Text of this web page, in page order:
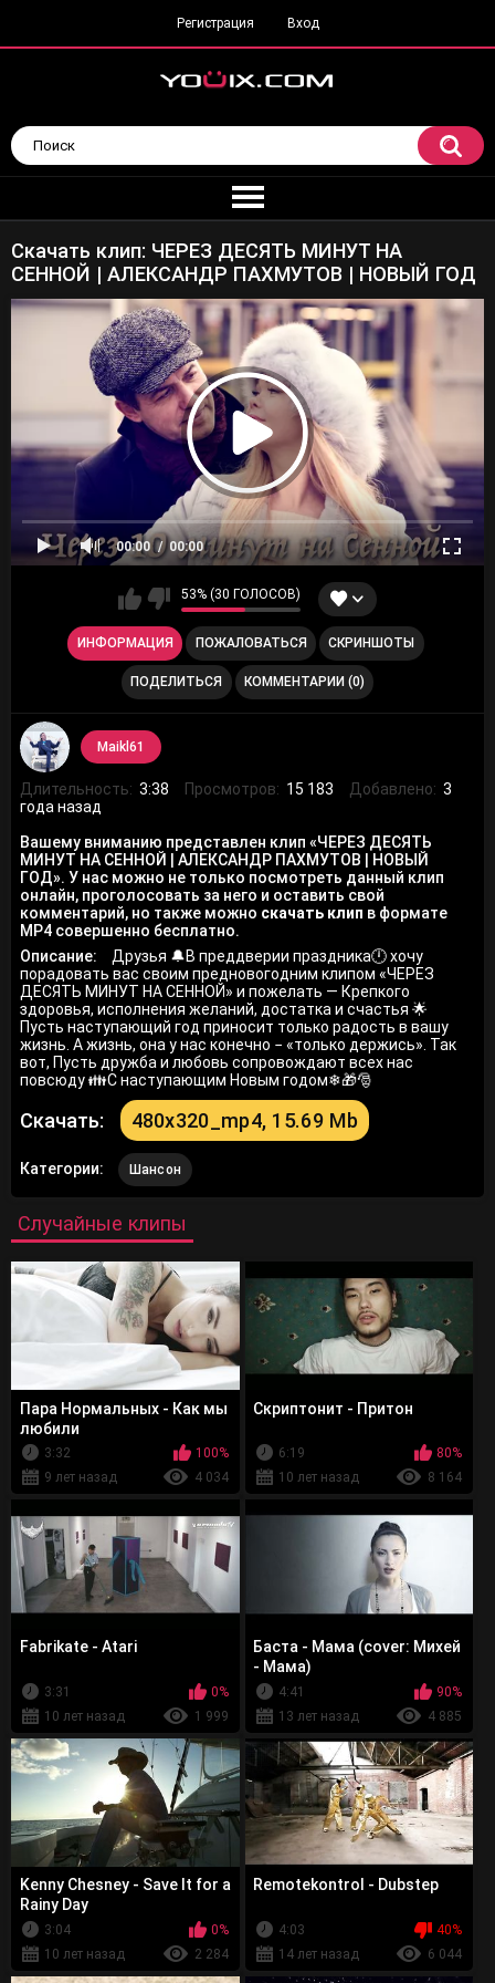
Регистрация Вход
Скачать клип: ЧЕРЕЗ ДЕСЯТЬ МИНУТ НА
СЕННОЙ | АЛЕКСАНДР ПАХМУТОВ | НОВЫЙ ГОД
00:00 00:00
53% (30 ГОЛОСОВ)
ИНФОРМАЦИЯ ПОЖАЛОВАТЬСЯ СКРИНШОТЫ
ПОДЕЛИТЬСЯ КОММЕНТАРИИ (0)
Maikl61
Длительность: 3:38 Просмотров: 15 183 Добавлено: 3
года назад
Вашему вниманию представлен клип «ЧЕРЕЗ ДЕСЯТЬ
МИНУТ НА СЕННОЙ | АЛЕКСАНДР ПАХМУТОВ | НОВЫЙ
ГОД». У нас можно не только посмотреть данный клип
онлайн, проголосовать за него и оставить свой
комментарий, но также можно скачать клип в формате
MP4 совершенно бесплатно.
Описание:
Друзья 🔔В преддверии праздника🕛 хочу
порадовать вас своим предновогодним клипом «ЧЕРЕЗ
ДЕСЯТЬ МИНУТ НА СЕННОЙ» и пожелать — Крепкого
здоровья, исполнения желаний, достатка и счастья 🌟
Пусть наступающий год приносит только радость в вашу
жизнь. А жизнь, она у нас конечно − «только держись». Так
вот, Пусть дружба и любовь сопровождают всех нас
повсюду 👪С наступающим Новым годом❄🎁🎅
Скачать: 480x320_mp4, 15.69 Mb
Категории: Шансон
Случайные клипы
Пара Нормальных - Как мы
любили
3:32
100%
9 лет назад
4 034
Скриптонит - Притон
6:19
80%
10 лет назад
8 164
Fabrikate - Atari
3:31
0%
10 лет назад
1 999
Баста - Мама (cover: Михей
- Мама)
4:41
90%
13 лет назад
4 885
Kenny Chesney - Save It for a
Rainy Day
3:04
0%
10 лет назад
2 284
Remotekontrol - Dubstep
4:03
40%
14 лет назад
6 044